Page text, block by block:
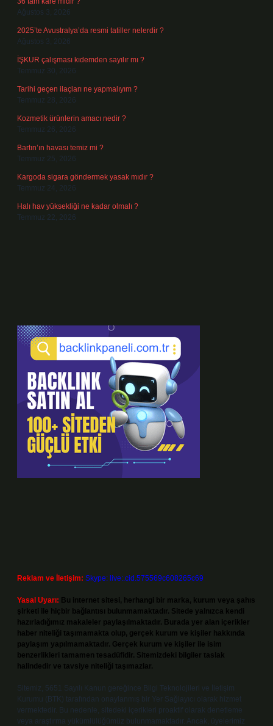
Ağustos 3, 2026
2025’te Avustralya’da resmi tatiller nelerdir ?
Ağustos 3, 2026
İŞKUR çalışması kıdemden sayılır mı ?
Temmuz 30, 2026
Tarihi geçen ilaçları ne yapmalıyım ?
Temmuz 28, 2026
Kozmetik ürünlerin amacı nedir ?
Temmuz 26, 2026
Bartın’ın havası temiz mi ?
Temmuz 25, 2026
Kargoda sigara göndermek yasak mıdır ?
Temmuz 24, 2026
Halı hav yüksekliği ne kadar olmalı ?
Temmuz 22, 2026
Reklam ve İletişim: Skype: live:.cid.575569c608265c69
Yasal Uyarı: Bu internet sitesi, herhangi bir marka, kurum veya şahıs
şirketi ile hiçbir bağlantısı bulunmamaktadır. Sitede yalnızca kendi
hazırladığımız makaleler paylaşılmaktadır. Burada yer alan içerikler
haber niteliği taşımamakta olup, gerçek kurum ve kişiler hakkında
paylaşım yapılmamaktadır. Gerçek kurum ve kişiler ile isim
benzerlikleri tamamen tesadüfidir. Sitemizdeki bilgiler taslak
halindedir ve tavsiye niteliği taşımazlar.
Sitemiz, 5651 Sayılı Kanun gereğince Bilgi Teknolojileri ve İletişim
Kurumu (BTK) tarafından onaylanmış bir Yer Sağlayıcı olarak hizmet
vermektedir. Bu nedenle, sitedeki içerikleri proaktif olarak denetleme
veya araştırma yükümlülüğümüz bulunmamaktadır. Ancak, üyelerimiz